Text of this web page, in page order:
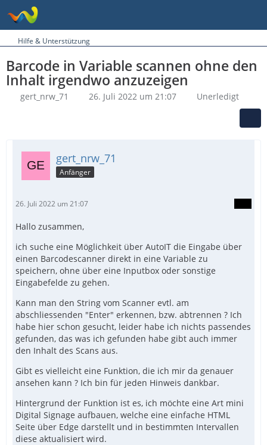
Hilfe & Unterstützung
Barcode in Variable scannen ohne den
Inhalt irgendwo anzuzeigen
gert_nrw_71 26. Juli 2022 um 21:07 Unerledigt
gert_nrw_71
Anfänger
26. Juli 2022 um 21:07
Hallo zusammen,
ich suche eine Möglichkeit über AutoIT die Eingabe über
einen Barcodescanner direkt in eine Variable zu
speichern, ohne über eine Inputbox oder sonstige
Eingabefelde zu gehen.
Kann man den String vom Scanner evtl. am
abschliessenden "Enter" erkennen, bzw. abtrennen ? Ich
habe hier schon gesucht, leider habe ich nichts passendes
gefunden, das was ich gefunden habe gibt auch immer
den Inhalt des Scans aus.
Gibt es vielleicht eine Funktion, die ich mir da genauer
ansehen kann ? Ich bin für jeden Hinweis dankbar.
Hintergrund der Funktion ist es, ich möchte eine Art mini
Digital Signage aufbauen, welche eine einfache HTML
Seite über Edge darstellt und in bestimmten Intervallen
diese aktualisiert wird.